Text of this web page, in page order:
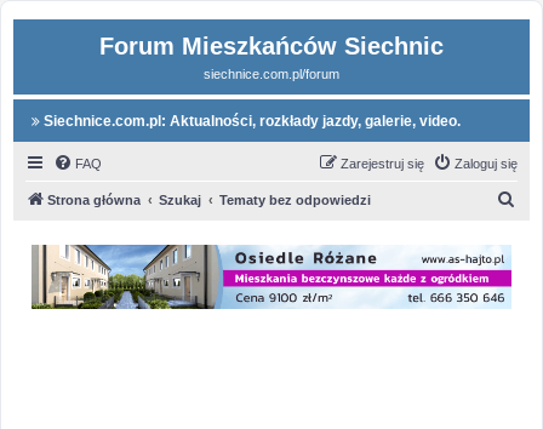
Forum Mieszkańców Siechnic
siechnice.com.pl/forum
Siechnice.com.pl: Aktualności, rozkłady jazdy, galerie, video.
FAQ Zaloguj się
Zarejestruj się
Strona główna Szukaj Tematy bez odpowiedzi